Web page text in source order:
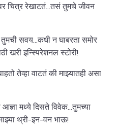
चित्र रेखाटतं...तसं तुमचे जीवन
सवय...कधी न घाबरता समोर
खरी इन्स्पिरेशनल स्टोरी!
तेव्हा वाटतं की माझ्यातही असा
मध्ये दिसते विवेक...तुमच्या
थ्री-इन-वन भाऊ!